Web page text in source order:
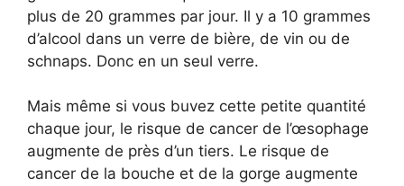
plus de 20 grammes par jour. Il y a 10 grammes
d’alcool dans un verre de bière, de vin ou de
schnaps. Donc en un seul verre.
Mais même si vous buvez cette petite quantité
chaque jour, le risque de cancer de l’œsophage
augmente de près d’un tiers. Le risque de
cancer de la bouche et de la gorge augmente